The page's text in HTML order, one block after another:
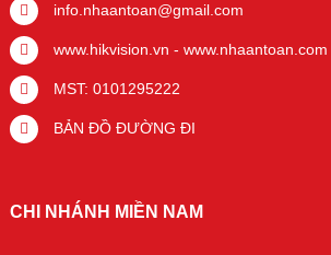
info.nhaantoan@gmail.com
www.hikvision.vn - www.nhaantoan.com
MST: 0101295222
BẢN ĐỒ ĐƯỜNG ĐI
CHI NHÁNH MIỀN NAM